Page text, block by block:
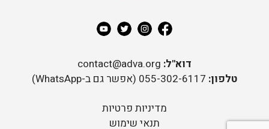
דוא"ל: contact@adva.org
טלפון:
מדיניות פרטיות
תנאי שימוש